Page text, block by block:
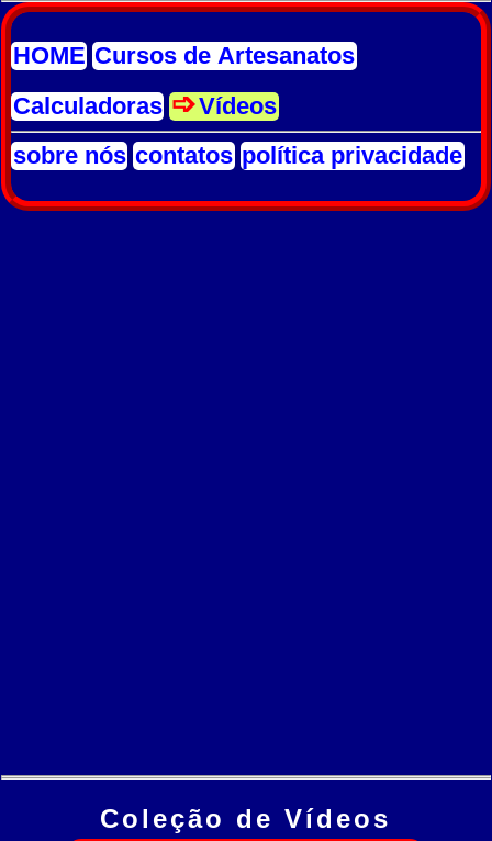
HOME Cursos de Artesanatos
Calculadoras
Vídeos
sobre nós contatos política privacidade
Coleção de Vídeos